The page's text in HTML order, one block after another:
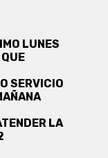
LUNES
SERVICIO
LA